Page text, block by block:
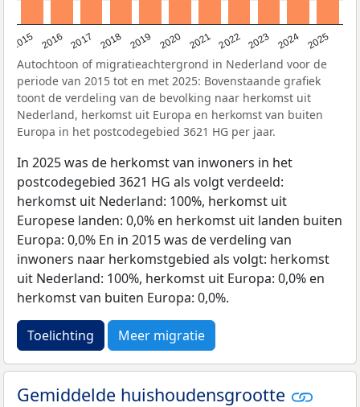
2015 2016 2017 2018 2019 2020 2021 2022 2023 2024 2025
Autochtoon of migratieachtergrond in Nederland voor de
periode van 2015 tot en met 2025: Bovenstaande grafiek
toont de verdeling van de bevolking naar herkomst uit
Nederland, herkomst uit Europa en herkomst van buiten
Europa in het postcodegebied 3621 HG per jaar.
In 2025 was de herkomst van inwoners in het
postcodegebied 3621 HG als volgt verdeeld:
herkomst uit Nederland: 100%, herkomst uit
Europese landen: 0,0% en herkomst uit landen buiten
Europa: 0,0% En in 2015 was de verdeling van
inwoners naar herkomstgebied als volgt: herkomst
uit Nederland: 100%, herkomst uit Europa: 0,0% en
herkomst van buiten Europa: 0,0%.
Toelichting Meer migratie
Gemiddelde huishoudensgrootte